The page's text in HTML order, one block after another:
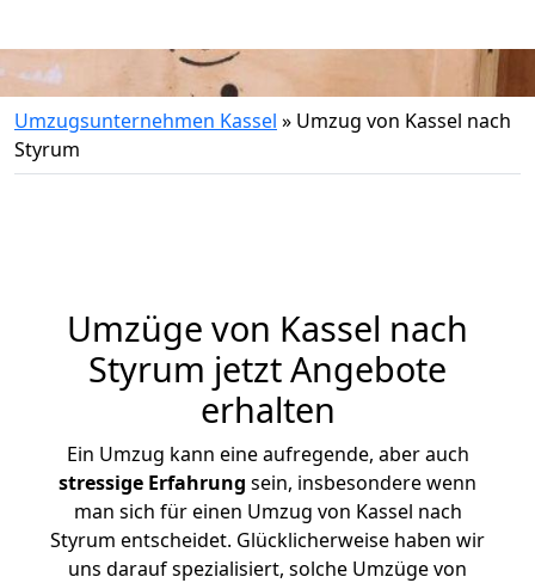
Umzugsunternehmen Kassel » Umzug von Kassel nach
Styrum
Umzüge von Kassel nach
Styrum jetzt Angebote
erhalten
Ein Umzug kann eine aufregende, aber auch
stressige Erfahrung sein, insbesondere wenn
man sich für einen Umzug von Kassel nach
Styrum entscheidet. Glücklicherweise haben wir
uns darauf spezialisiert, solche Umzüge von